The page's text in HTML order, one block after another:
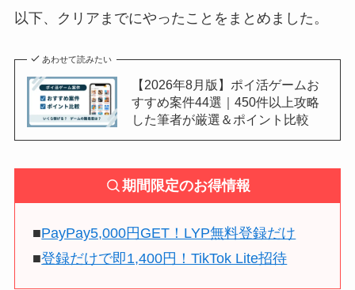
以下、クリアまでにやったことをまとめました。
あわせて読みたい
【2026年8月版】ポイ活ゲームお
すすめ案件44選｜450件以上攻略
した筆者が厳選＆ポイント比較
期間限定のお得情報
■PayPay5,000円GET！LYP無料登録だけ
■登録だけで即1,400円！TikTok Lite招待